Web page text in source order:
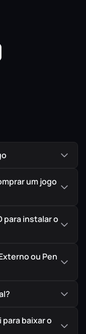
um jogo
para instalar o
ou Pen
baixar o